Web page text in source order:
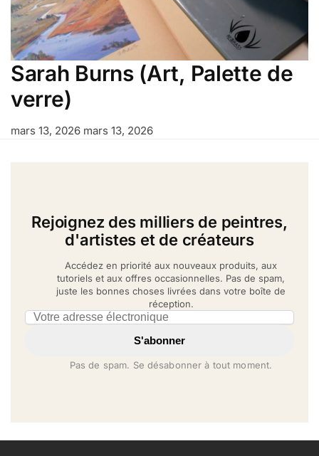
Sarah Burns (Art, Palette de
verre)
mars 13, 2026 mars 13, 2026
Rejoignez des milliers de peintres,
d'artistes et de créateurs
Accédez en priorité aux nouveaux produits, aux
tutoriels et aux offres occasionnelles. Pas de spam,
juste les bonnes choses livrées dans votre boîte de
réception.
Email address
S'abonner
Pas de spam. Se désabonner à tout moment.